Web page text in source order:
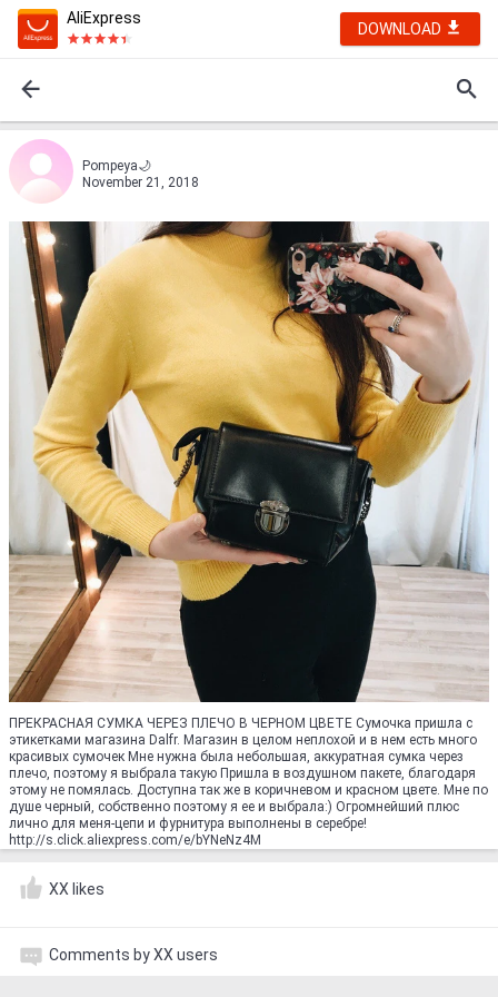
AliExpress
DOWNLOAD
Pompеya🌙
November 21, 2018
ПРЕКРАСНАЯ СУМКА ЧЕРЕЗ ПЛЕЧО В ЧЕРНОМ ЦВЕТЕ Сумочка пришла с
этикетками магазина Dalfr. Магазин в целом неплохой и в нем есть много
красивых сумочек Мне нужна была небольшая, аккуратная сумка через
плечо, поэтому я выбрала такую Пришла в воздушном пакете, благодаря
этому не помялась. Доступна так же в коричневом и красном цвете. Мне по
душе черный, собственно поэтому я ее и выбрала:) Огромнейший плюс
лично для меня-цепи и фурнитура выполнены в серебре!
http://s.click.aliexpress.com/e/bYNeNz4M
XX likes
Comments by XX users